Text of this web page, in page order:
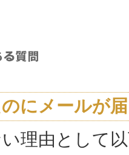
にメールが
理由として